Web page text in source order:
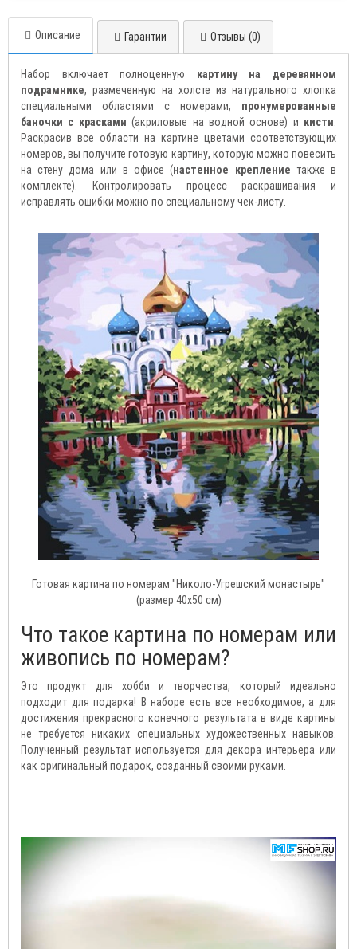
Описание Гарантии Отзывы (0)
Набор включает полноценную картину на деревянном
подрамнике, размеченную на холсте из натурального хлопка
специальными областями с номерами, пронумерованные
баночки с красками (акриловые на водной основе) и кисти
Раскрасив все области на картине цветами соответствующих
номеров, вы получите готовую картину, которую можно повесить
на стену дома или в офисе (настенное крепление также в
комплекте). Контролировать процесс раскрашивания и
исправлять ошибки можно по специальному чек-листу.
Готовая картина по номерам "Николо-Угрешский монастырь"
(размер 40x50 см)
Что такое картина по номерам или
живопись по номерам?
Это продукт для хобби и творчества, который идеально
подходит для подарка! В наборе есть все необходимое, а для
достижения прекрасного конечного результата в виде картины
не требуется никаких специальных художественных навыков.
Полученный результат используется для декора интерьера или
как оригинальный подарок, созданный своими руками.